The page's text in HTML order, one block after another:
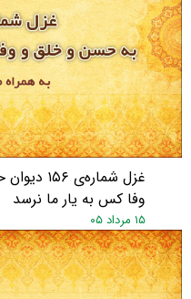
غزل
وفا کس به یار ما نرسد
۱۵ مرداد ۰۵